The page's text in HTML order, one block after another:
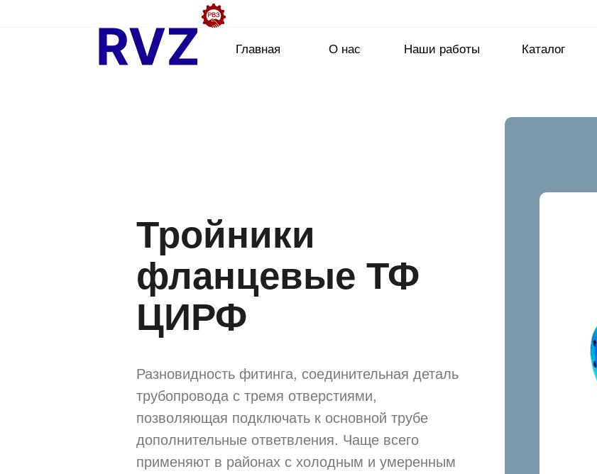
Главная О нас Наши работы Каталог
Тройники
фланцевые ТФ
ЦИРФ
Разновидность фитинга, соединительная деталь
трубопровода с тремя отверстиями,
позволяющая подключать к основной трубе
дополнительные ответвления. Чаще всего
применяют в районах с холодным и умеренным